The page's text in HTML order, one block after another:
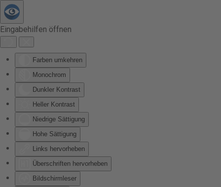
Eingabehilfen öffnen
Farben umkehren
Monochrom
Dunkler Kontrast
Heller Kontrast
Niedrige Sättigung
Hohe Sättigung
Links hervorheben
Überschriften hervorheben
Bildschirmleser
Zum Hauptinhalt springen